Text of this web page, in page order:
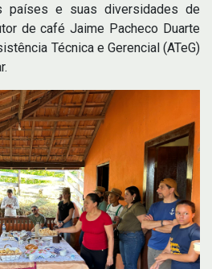
países e suas diversidades de
de café Jaime Pacheco Duarte
Técnica e Gerencial (ATeG)